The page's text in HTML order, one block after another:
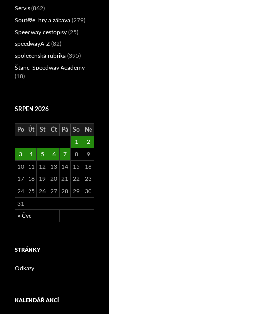
Servis (862)
Soutěže, hry a zábava (279)
Speedway cestopisy (25)
speedwayA-Z (82)
společenská rubrika (395)
Štancl Speedway Academy
(18)
SRPEN 2026
Po Út St Čt Pá So Ne
« Čvc
1 2
3 4 5 6 7 8 9
10 11 12 13 14 15 16
17 18 19 20 21 22 23
24 25 26 27 28 29 30
31
STRÁNKY
Odkazy
KALENDÁŘ AKCÍ